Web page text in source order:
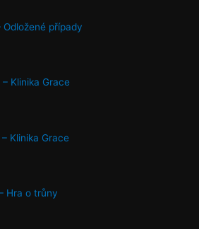
Odložené případy
– Klinika Grace
Klinika Grace
Hra o trůny